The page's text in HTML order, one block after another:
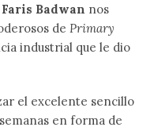
Faris Badwan nos
dePrimary
industrial que le dio
el excelente sencillo
en forma de